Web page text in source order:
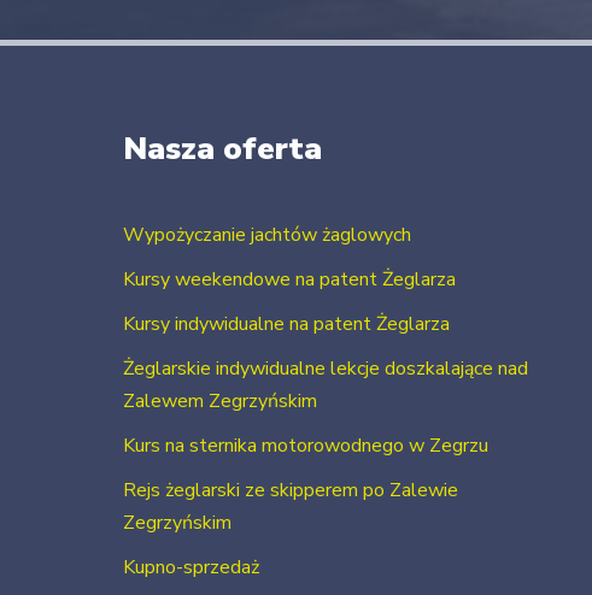
Nasza oferta
Wypożyczanie jachtów żaglowych
Kursy weekendowe na patent Żeglarza
Kursy indywidualne na patent Żeglarza
Żeglarskie indywidualne lekcje doszkalające nad
Zalewem Zegrzyńskim
Kurs na sternika motorowodnego w Zegrzu
Rejs żeglarski ze skipperem po Zalewie
Zegrzyńskim
Kupno-sprzedaż